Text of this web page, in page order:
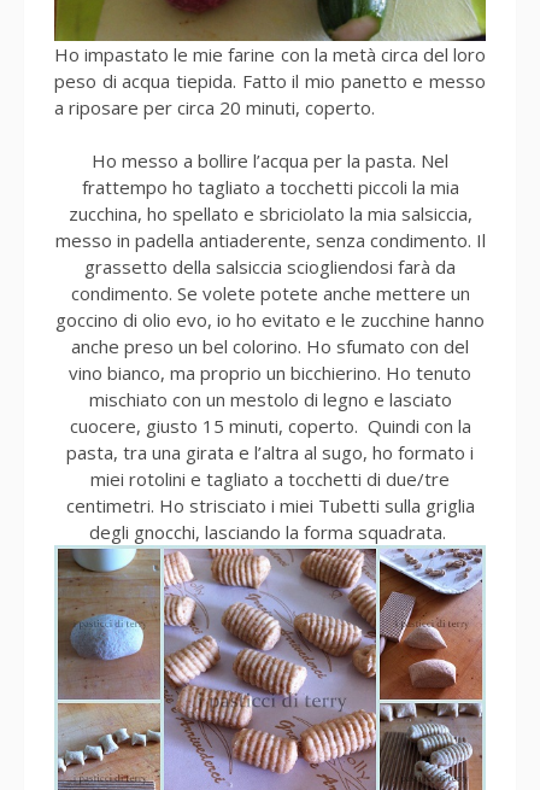
Ho impastato le mie farine con la metà circa del loro
peso di acqua tiepida. Fatto il mio panetto e messo
a riposare per circa 20 minuti, coperto.
Ho messo a bollire l’acqua per la pasta. Nel
frattempo ho tagliato a tocchetti piccoli la mia
zucchina, ho spellato e sbriciolato la mia salsiccia,
messo in padella antiaderente, senza condimento. Il
grassetto della salsiccia sciogliendosi farà da
condimento. Se volete potete anche mettere un
goccino di olio evo, io ho evitato e le zucchine hanno
anche preso un bel colorino. Ho sfumato con del
vino bianco, ma proprio un bicchierino. Ho tenuto
mischiato con un mestolo di legno e lasciato
cuocere, giusto 15 minuti, coperto. Quindi con la
pasta, tra una girata e l’altra al sugo, ho formato i
miei rotolini e tagliato a tocchetti di due/tre
centimetri. Ho strisciato i miei Tubetti sulla griglia
degli gnocchi, lasciando la forma squadrata.